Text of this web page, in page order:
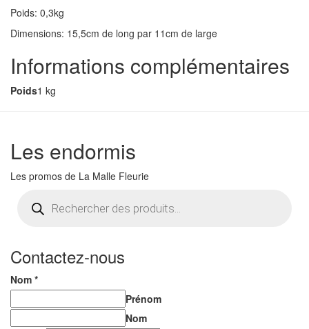
Poids: 0,3kg
Dimensions: 15,5cm de long par 11cm de large
Informations complémentaires
Poids1 kg
Les endormis
Les promos de La Malle Fleurie
produits
Contactez-nous
Nom *
Prénom
Nom